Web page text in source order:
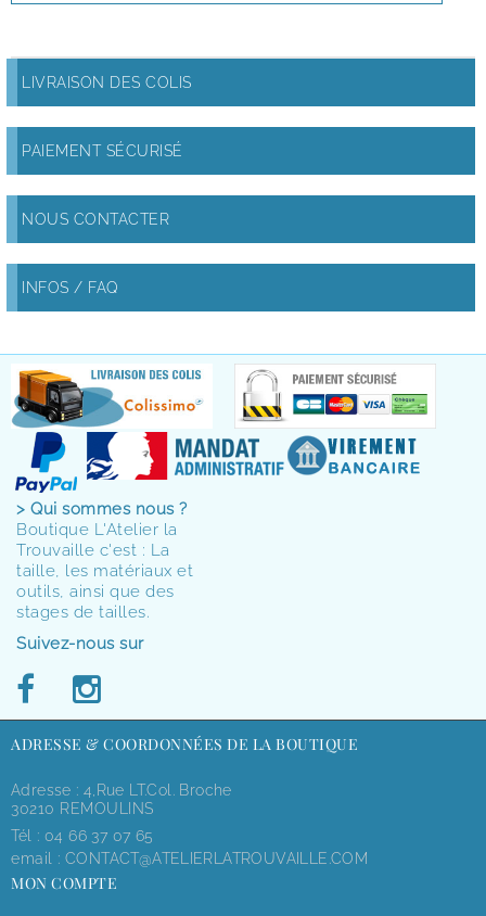
LIVRAISON DES COLIS
PAIEMENT SÉCURISÉ
NOUS CONTACTER
INFOS / FAQ
> Qui sommes nous ?
Boutique L'Atelier la
Trouvaille c'est : La
taille, les matériaux et
outils, ainsi que des
stages de tailles.
Suivez-nous sur
ADRESSE & COORDONNÉES DE LA BOUTIQUE
Adresse : 4,rue LT.Col. Broche
30210 REMOULINS
Tél : 04 66 37 07 65
email : CONTACT@ATELIERLATROUVAILLE.COM
MON COMPTE